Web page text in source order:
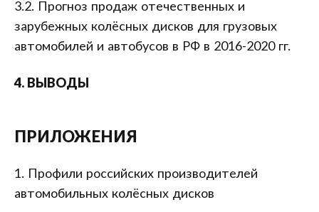
3.2. Прогноз продаж отечественных и
зарубежных колёсных дисков для грузовых
автомобилей и автобусов в РФ в 2016-2020 гг.
4. ВЫВОДЫ
ПРИЛОЖЕНИЯ
1. Профили российских производителей
автомобильных колёсных дисков